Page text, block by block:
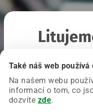
Také náš web používá
Na našem webu
informací o tom, co
dozvíte zde.
Chyba nastala na
Zkuste prosím